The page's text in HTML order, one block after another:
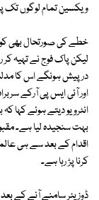
ویکسین تمام لوگوں تک
خطے کی صورتحال بھی
لیکن پاک فوج نے تہیہ
درپیش ہونگے اس کا مدلل
اور آئی ایس پی آرکے
انٹرویو دیتے ہوئے کہا
اقدام کے بعد سے ہی
کرنا پڑ رہا ہے۔
ڈوزیئر سامنے آنے کے